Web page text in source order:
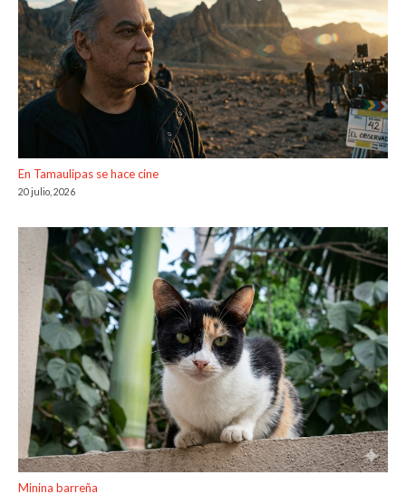
En Tamaulipas se hace cine
20 julio, 2026
Minina barreña